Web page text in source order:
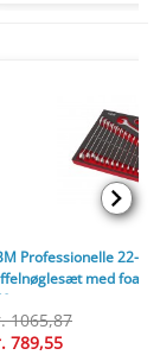
Professionelle 22-
med foam
mm.
1065,87
789,55